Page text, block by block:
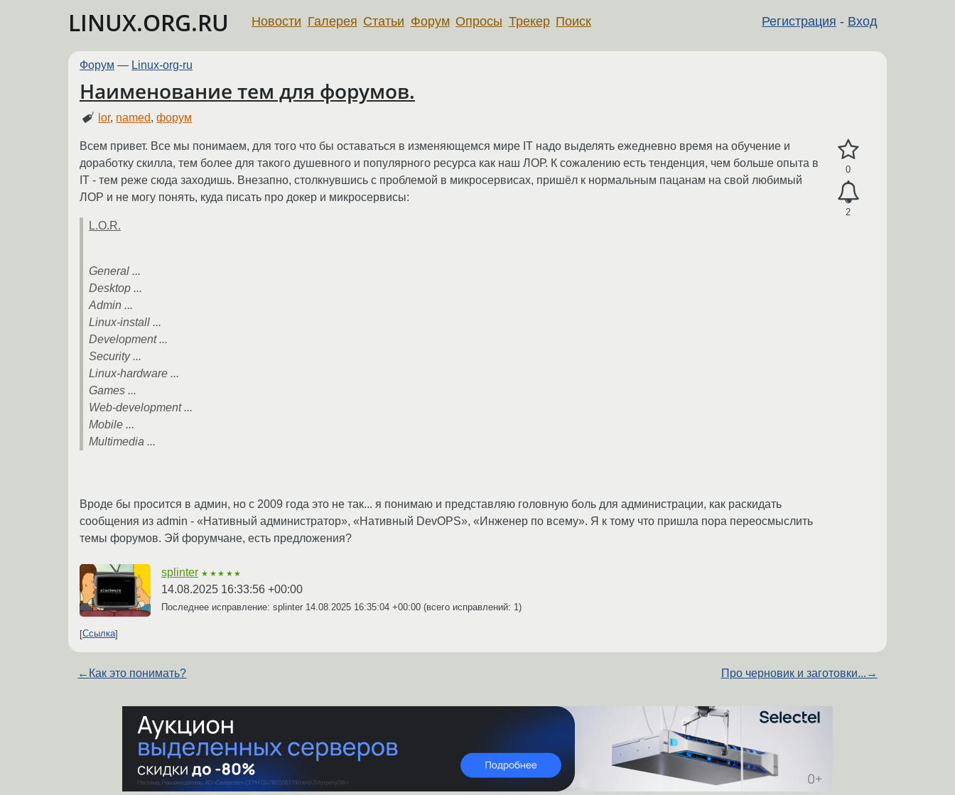
LINUX.ORG.RU Регистрация - Вход
Новости Галерея Статьи Форум Опросы Трекер Поиск
Форум — Linux-org-ru
Наименование тем для форумов.
lor, named,форум
0
2
Всем привет. Все мы понимаем, для того что бы оставаться в изменяющемся мире IT надо выделять ежедневно время на обучение и
доработку скилла, тем более для такого душевного и популярного ресурса как наш ЛОР. К сожалению есть тенденция, чем больше опыта в
IT - тем реже сюда заходишь. Внезапно, столкнувшись с проблемой в микросервисах, пришёл к нормальным пацанам на свой любимый
ЛОР и не могу понять, куда писать про докер и микросервисы:
L.O.R.
General ...
Desktop ...
Admin ...
Linux-install ...
Development ...
Security ...
Linux-hardware ...
Games ...
Web-development ...
Mobile ...
Multimedia ...
Вроде бы просится в админ, но с 2009 года это не так... я понимаю и представляю головную боль для администрации, как раскидать
сообщения из admin - «Нативный администратор», «Нативный DevOPS», «Инженер по всему». Я к тому что пришла пора переосмыслить
темы форумов. Эй форумчане, есть предложения?
splinter ★★★★★
14.08.2025 16:33:56 +00:00
Последнее исправление: splinter 14.08.2025 16:35:04 +00:00 (всего исправлений: 1)
Ссылка
← Как это понимать? Про черновик и заготовки... →